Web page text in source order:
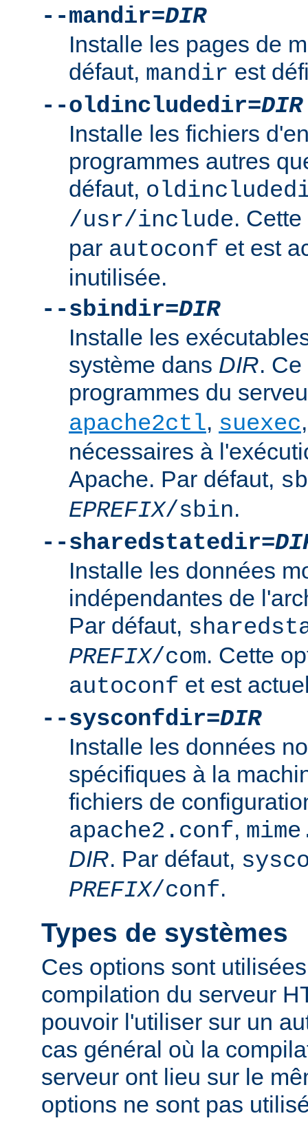
--mandir=DIR
Installe les pages de
défaut, mandir est
--oldincludedir=DIR
Installe les fichiers
programmes autres
défaut,
/usr/include.
par autoconf et est
inutilisée.
--sbindir=DIR
Installe les
système dans DIR.
programmes du
apache2ctl, suexec
nécessaires à
Apache. Par défaut,
EPREFIX/sbin.
--sharedstatedir=
Installe les données
indépendantes de
Par défaut,
PREFIX/com. Cette
autoconf et est
--sysconfdir=DIR
Installe les données
spécifiques à la
fichiers de
apache2.conf,
DIR. Par défaut,
PREFIX/conf.
Types de systèmes
Ces options sont
compilation du serveur
pouvoir l'utiliser sur un
cas général où la
serveur ont lieu sur le
options ne sont pas